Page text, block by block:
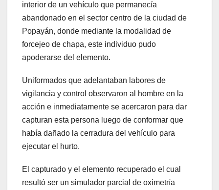
interior de un vehículo que permanecía
abandonado en el sector centro de la ciudad de
Popayán, donde mediante la modalidad de
forcejeo de chapa, este individuo pudo
apoderarse del elemento.
Uniformados que adelantaban labores de
vigilancia y control observaron al hombre en la
acción e inmediatamente se acercaron para dar
capturan esta persona luego de conformar que
había dañado la cerradura del vehículo para
ejecutar el hurto.
El capturado y el elemento recuperado el cual
resultó ser un simulador parcial de oximetría